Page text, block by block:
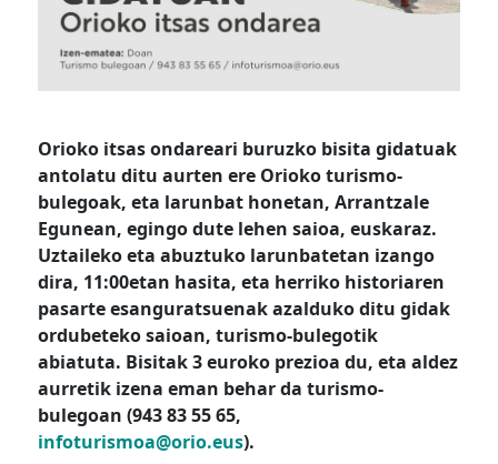
Orioko itsas ondareari buruzko bisita gidatuak
antolatu ditu aurten ere Orioko turismo-
bulegoak, eta larunbat honetan, Arrantzale
Egunean, egingo dute lehen saioa, euskaraz.
Uztaileko eta abuztuko larunbatetan izango
dira, 11:00etan hasita, eta herriko historiaren
pasarte esanguratsuenak azalduko ditu gidak
ordubeteko saioan, turismo-bulegotik
abiatuta. Bisitak 3 euroko prezioa du, eta aldez
aurretik izena eman behar da turismo-
bulegoan (943 83 55 65,
infoturismoa@orio.eus).